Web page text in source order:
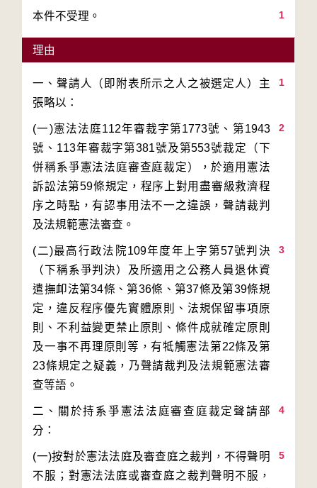
1
本件不受理。
理由
1
一、聲請人（即附表所示之人之被選定人）主
2
(一)憲法法庭112年審裁字第1773號、第1943
號、113年審裁字第381號及第553號裁定（下
併稱系爭憲法法庭審查庭裁定），於適用憲法
訴訟法第59條規定，程序上對用盡審級救濟程
序之時點，有認事用法不一之違誤，聲請裁判
3
(二)最高行政法院109年度年上字第57號判決
（下稱系爭判決）及所適用之公務人員退休資
遣撫卹法第34條、第36條、第37條及第39條規
定，違反程序優先實體原則、法規保留事項原
則、不利益變更禁止原則、條件成就確定原則
及一事不再理原則等，有牴觸憲法第22條及第
23條規定之疑義，乃聲請裁判及法規範憲法審
4
二、關於持系爭憲法法庭審查庭裁定聲請部
5
(一)按對於憲法法庭及審查庭之裁判，不得聲明
不服；對憲法法庭或審查庭之裁判聲明不服，